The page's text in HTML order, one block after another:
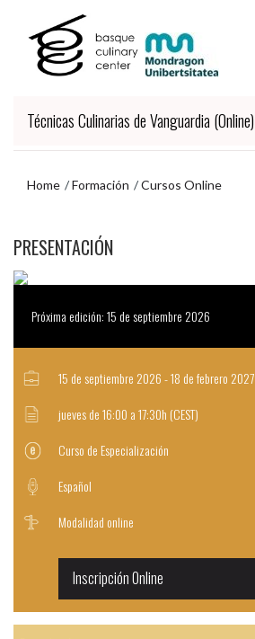
contenido
principal
navegación
Técnicas Culinarias de Vanguardia (Online)
Home Formación Cursos Online
PRESENTACIÓN
Próxima edición: 15 de septiembre 2026
15 de septiembre 2026 - 18 de febrero 2027
jueves de 16:00 a 17:30h (CEST)
Curso de Especialización
Español
Modalidad online
Inscripción Online